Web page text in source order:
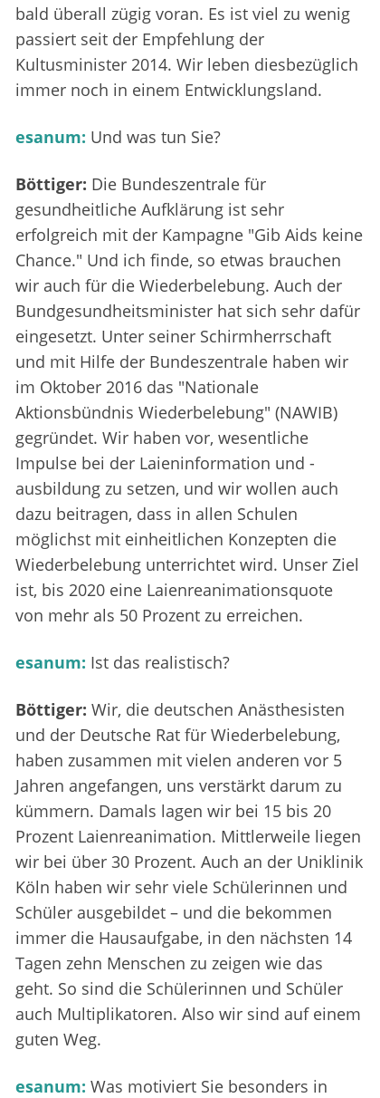
bald überall zügig voran. Es ist viel zu wenig
passiert seit der Empfehlung der
Kultusminister 2014. Wir leben diesbezüglich
immer noch in einem Entwicklungsland.
esanum: Und was tun Sie?
Böttiger: Die Bundeszentrale für
gesundheitliche Aufklärung ist sehr
erfolgreich mit der Kampagne "Gib Aids keine
Chance." Und ich finde, so etwas brauchen
wir auch für die Wiederbelebung. Auch der
Bundgesundheitsminister hat sich sehr dafür
eingesetzt. Unter seiner Schirmherrschaft
und mit Hilfe der Bundeszentrale haben wir
im Oktober 2016 das "Nationale
Aktionsbündnis Wiederbelebung" (NAWIB)
gegründet. Wir haben vor, wesentliche
Impulse bei der Laieninformation und -
ausbildung zu setzen, und wir wollen auch
dazu beitragen, dass in allen Schulen
möglichst mit einheitlichen Konzepten die
Wiederbelebung unterrichtet wird. Unser Ziel
ist, bis 2020 eine Laienreanimationsquote
von mehr als 50 Prozent zu erreichen.
esanum: Ist das realistisch?
Böttiger: Wir, die deutschen Anästhesisten
und der Deutsche Rat für Wiederbelebung,
haben zusammen mit vielen anderen vor 5
Jahren angefangen, uns verstärkt darum zu
kümmern. Damals lagen wir bei 15 bis 20
Prozent Laienreanimation. Mittlerweile liegen
wir bei über 30 Prozent. Auch an der Uniklinik
Köln haben wir sehr viele Schülerinnen und
Schüler ausgebildet – und die bekommen
immer die Hausaufgabe, in den nächsten 14
Tagen zehn Menschen zu zeigen wie das
geht. So sind die Schülerinnen und Schüler
auch Multiplikatoren. Also wir sind auf einem
guten Weg.
esanum: Was motiviert Sie besonders in